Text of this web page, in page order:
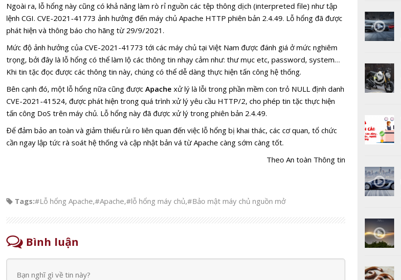
Ngoài ra, lỗ hổng này cũng có khả năng làm rò rỉ nguồn các tệp thông dịch (interpreted file) như tập
lệnh CGI. CVE-2021-41773 ảnh hưởng đến máy chủ Apache HTTP phiên bản 2.4.49. Lỗ hổng đã được
phát hiện và thông báo cho hãng từ 29/9/2021.
Mức độ ảnh hưởng của CVE-2021-41773 tới các máy chủ tại Việt Nam được đánh giá ở mức nghiêm
trọng, bởi đây là lỗ hổng có thể làm lộ các thông tin nhạy cảm như: thư mục etc, password, system…
Khi tin tặc đọc được các thông tin này, chúng có thể dễ dàng thực hiện tấn công hệ thống.
Bên cạnh đó, một lỗ hổng nữa cũng được Apache xử lý là lỗi trong phần mềm con trỏ NULL định danh
CVE-2021-41524, được phát hiện trong quá trình xử lý yêu cầu HTTP/2, cho phép tin tặc thực hiện
tấn công DoS trên máy chủ. Lỗ hổng này đã được xử lý trong phiên bản 2.4.49.
Để đảm bảo an toàn và giảm thiểu rủi ro liên quan đến việc lỗ hổng bị khai thác, các cơ quan, tổ chức
cần ngay lập tức rà soát hệ thống và cập nhật bản vá từ Apache càng sớm càng tốt.
Theo An toàn Thông tin
Tags:#Lỗ hổng Apache,#Apache,#lỗ hổng máy chủ,#Bảo mật máy chủ nguồn mở
Bình luận